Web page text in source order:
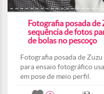
Fotografia posada de
sequência de fotos
de bolas no pescoço
Fotografia posada de
para ensaio fotográfico
em pose de meio perfil.